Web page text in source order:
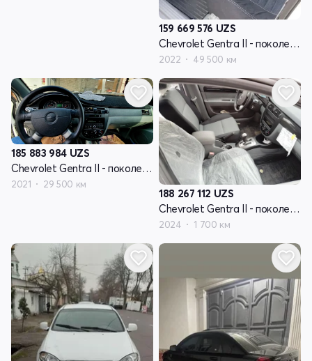
159 669 576 UZS
Chevrolet Gentra II - поколение
2022 49 500 км
185 883 984 UZS
Chevrolet Gentra II - поколение
2021 29 500 км
188 267 112 UZS
Chevrolet Gentra II - поколение
2024 1 700 км